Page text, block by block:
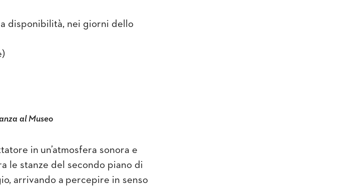
disponibilità, nei giorni dello
al Museo
in un’atmosfera sonora e
le stanze del secondo piano di
, arrivando a percepire in senso